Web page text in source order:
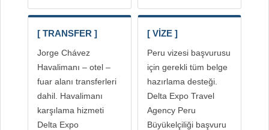
[ TRANSFER ]
Jorge Chávez
Havalimanı – otel –
fuar alanı transferleri
dahil. Havalimanı
karşılama hizmeti
Delta Expo
[ VİZE ]
Peru vizesi başvurusu
için gerekli tüm belge
hazırlama desteği.
Delta Expo Travel
Agency Peru
Büyükelçiliği başvuru